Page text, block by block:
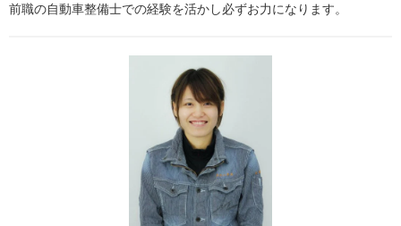
前職の自動車整備士での経験を活かし必ずお力になります。